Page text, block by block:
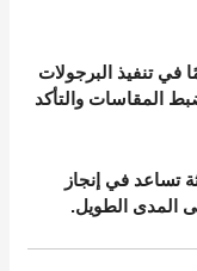
في تنفيذ البرجولات
المقاسات والتأكد
تساعد في إنجاز
المدى الطويل.